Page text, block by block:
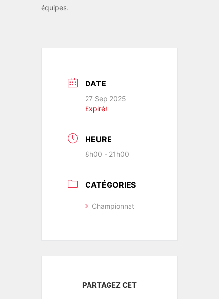
équipes.
DATE
27 Sep 2025
Expiré!
HEURE
8h00 - 21h00
CATÉGORIES
Championnat
PARTAGEZ CET